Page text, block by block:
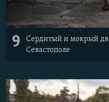
9
Сердитый и мокрый
Севастополе